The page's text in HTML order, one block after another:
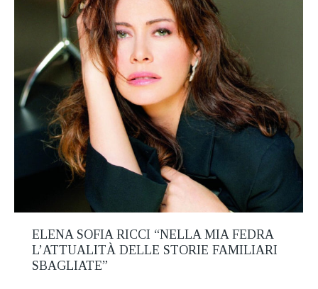
ELENA SOFIA RICCI “NELLA MIA FEDRA
L’ATTUALITÀ DELLE STORIE FAMILIARI
SBAGLIATE”